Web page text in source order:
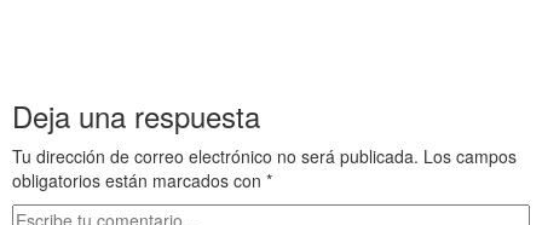
Deja una respuesta
Tu dirección de correo electrónico no será publicada. Los campos
obligatorios están marcados con *